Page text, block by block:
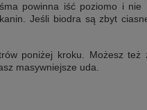
powinna iść poziomo i nie
Jeśli biodra są zbyt
poniżej kroku. Możesz też
masywniejsze uda.